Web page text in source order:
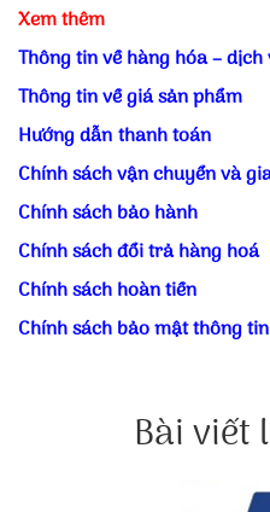
Xem thêm
Thông tin về hàng hóa – dịch
Thông tin về giá sản phẩm
Hướng dẫn thanh toán
Chính sách vận chuyển và
Chính sách bảo hành
Chính sách đổi trả hàng hoá
Chính sách hoàn tiền
Chính sách bảo mật thông tin
Bài viết